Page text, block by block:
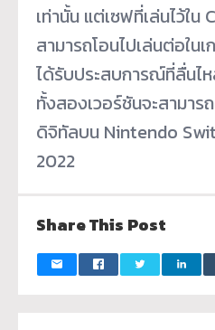
เท่านั้น แต่เซฟที่เล่นไว้ใ
สามารถโอนไปเล่นต่อใน
ได้รับประสบการณ์ที่ลื่นไ
ทั้งสองเวอร์ชันจะสามา
ดิจิทัลบน Nintendo
2022
Share This Post